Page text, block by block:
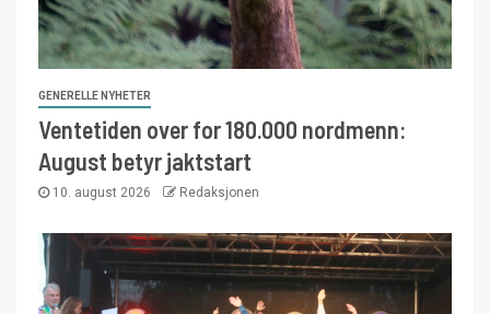
GENERELLE NYHETER
Ventetiden over for 180.000 nordmenn:
August betyr jaktstart
10. august 2026 Redaksjonen